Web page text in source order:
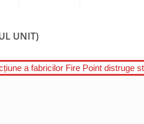
UNIT)
a fabricilor Fire Point distruge